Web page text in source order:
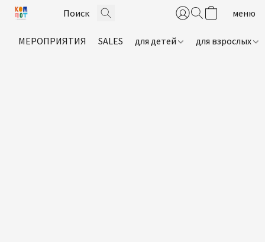
МЕРОПРИЯТИЯ SALES для детей для взрослых